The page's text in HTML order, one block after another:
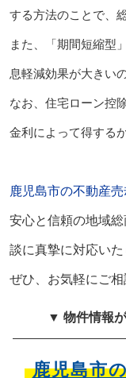
する方法のことで、
また、「期間短縮型
息軽減効果が大きい
なお、住宅ローン控
金利によって得する
鹿児島市の不動産売
安心と信頼の地域
談に真摯に対応いた
ぜひ、お気軽にご相
▼ 物件情報
鹿児島市